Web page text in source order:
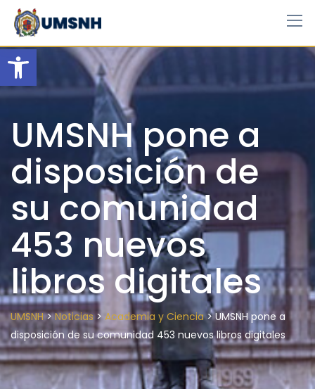
Open toolbar
Skip
content
UMSNH pone a
disposición de
su comunidad
453 nuevos
libros digitales
UMSNH>Noticias> Academia y Ciencia>UMSNH pone a
disposición de su comunidad 453 nuevos libros digitales